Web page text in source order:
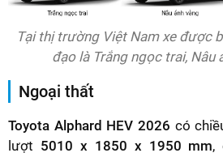
Tại thị trường Việt Nam xe được
đạo là Trắng ngọc trai, Nâu
Ngoại thất
Toyota Alphard HEV 2026 có
lượt 5010 x 1850 x 1950 mm,